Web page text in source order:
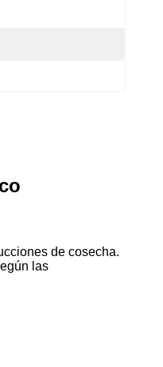
de cosecha.
las